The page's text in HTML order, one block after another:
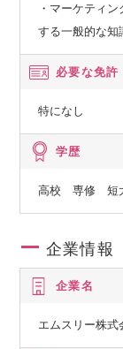
・マーケティ
する一般的な知
必要な免許
特になし
学歴
高校 専修 短
企業情報
企業名
エムスリー株式